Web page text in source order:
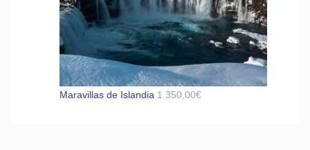
Maravillas de Islandia 1.350,00€